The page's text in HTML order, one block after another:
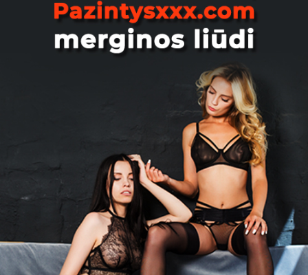
Davvvid, 36
Встречусь
penktadienio vakara nueiti į klubą
Elastica? Jei taip brukštelkit
Vilnius
Goldenperchik, 36
Сегодня. Ест тут девушка каторая
хочет сегодня хорошо потрахатся?
Без долгих переписок.
Vilnius